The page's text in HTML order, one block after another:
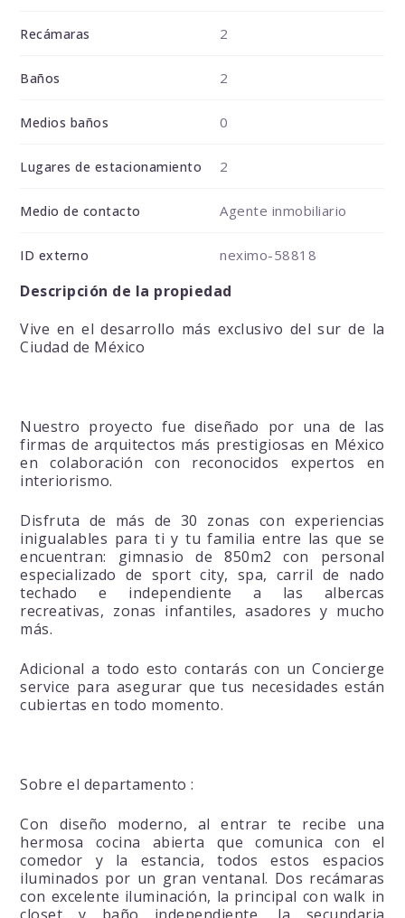
Recámaras 2
Baños 2
Medios baños 0
Lugares de estacionamiento 2
Medio de contacto Agente inmobiliario
ID externo neximo-58818
Descripción de la propiedad
Vive en el desarrollo más exclusivo del sur de la
Ciudad de México
Nuestro proyecto fue diseñado por una de las
firmas de arquitectos más prestigiosas en México
en colaboración con reconocidos expertos en
interiorismo.
Disfruta de más de 30 zonas con experiencias
inigualables para ti y tu familia entre las que se
encuentran: gimnasio de 850m2 con personal
especializado de sport city, spa, carril de nado
techado e independiente a las albercas
recreativas, zonas infantiles, asadores y mucho
más.
Adicional a todo esto contarás con un Concierge
service para asegurar que tus necesidades están
cubiertas en todo momento.
Sobre el departamento :
Con diseño moderno, al entrar te recibe una
hermosa cocina abierta que comunica con el
comedor y la estancia, todos estos espacios
iluminados por un gran ventanal. Dos recámaras
con excelente iluminación, la principal con walk in